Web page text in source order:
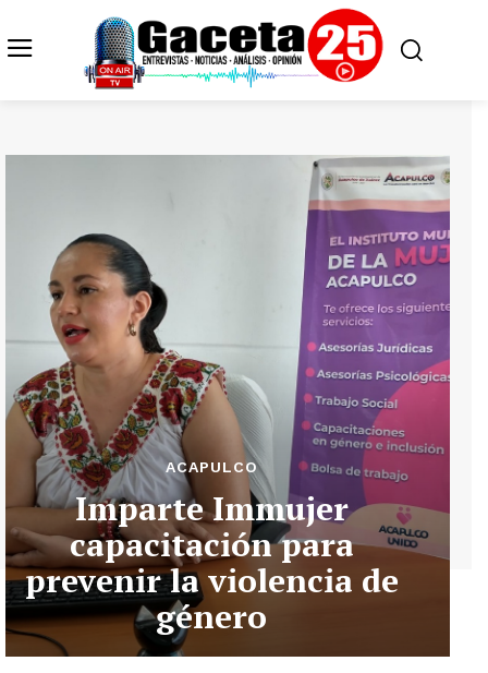
ACAPULCO
Imparte Immujer
capacitación para
prevenir la violencia de
género